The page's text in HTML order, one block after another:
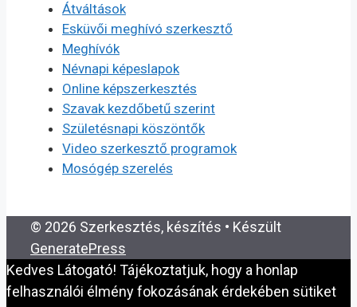
Átváltások
Esküvői meghívó szerkesztő
Meghívók
Névnapi képeslapok
Online képszerkesztés
Szavak kezdőbetű szerint
Születésnapi köszöntők
Video szerkesztő programok
Mosógép szerelés
© 2026 Szerkesztés, készítés • Készült
GeneratePress
Kedves Látogató! Tájékoztatjuk, hogy a honlap
felhasználói élmény fokozásának érdekében sütiket